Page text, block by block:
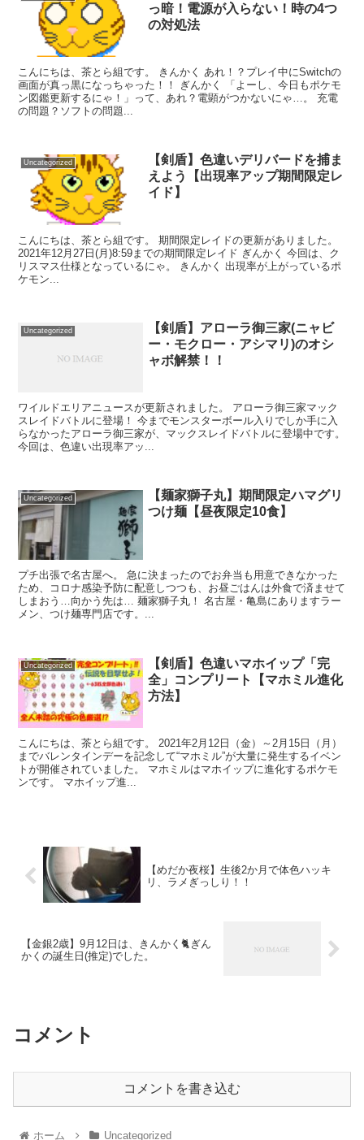
っ暗！電源が入らない！時の4つ
の対処法
こんにちは、茶とら組です。 きんかく あれ！？プレイ中にSwitchの
画面が真っ黒になっちゃった！！ ぎんかく 「よーし、今日もポケモ
ン図鑑更新するにゃ！」って、あれ？電顕がつかないにゃ…。 充電
の問題？ソフトの問題...
Uncategorized
【剣盾】色違いデリバードを捕ま
えよう【出現率アップ期間限定レ
イド】
こんにちは、茶とら組です。 期間限定レイドの更新がありました。
2021年12月27日(月)8:59までの期間限定レイド ぎんかく 今回は、ク
リスマス仕様となっているにゃ。 きんかく 出現率が上がっているポ
ケモン...
Uncategorized
【剣盾】アローラ御三家(ニャビ
ー・モクロー・アシマリ)のオシ
ャボ解禁！！
ワイルドエリアニュースが更新されました。 アローラ御三家マック
スレイドバトルに登場！ 今までモンスターボール入りでしか手に入
らなかったアローラ御三家が、マックスレイドバトルに登場中です。
今回は、色違い出現率アッ...
Uncategorized
【麺家獅子丸】期間限定ハマグリ
つけ麺【昼夜限定10食】
プチ出張で名古屋へ。 急に決まったのでお弁当も用意できなかった
ため、コロナ感染予防に配意しつつも、お昼ごはんは外食で済ませて
しまおう…向かう先は… 麺家獅子丸！ 名古屋・亀島にありますラー
メン、つけ麺専門店です。...
Uncategorized
【剣盾】色違いマホイップ「完
全」コンプリート【マホミル進化
方法】
こんにちは、茶とら組です。 2021年2月12日（金）～2月15日（月）
までバレンタインデーを記念して“マホミル”が大量に発生するイベン
トが開催されていました。 マホミルはマホイップに進化するポケモ
ンです。 マホイップ進...
【めだか夜桜】生後2か月で体色ハッキ
リ、ラメぎっしり！！
【金銀2歳】9月12日は、きんかく🐈️ぎん
かくの誕生日(推定)でした。
コメント
コメントを書き込む
ホーム Uncategorized